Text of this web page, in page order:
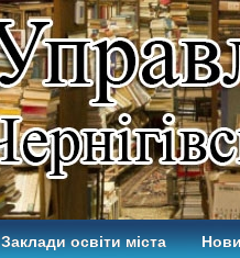
Заклади освіти міста